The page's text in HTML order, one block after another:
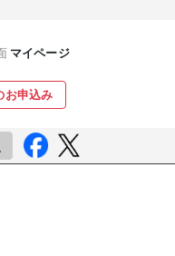
マイページ
お申込み
索